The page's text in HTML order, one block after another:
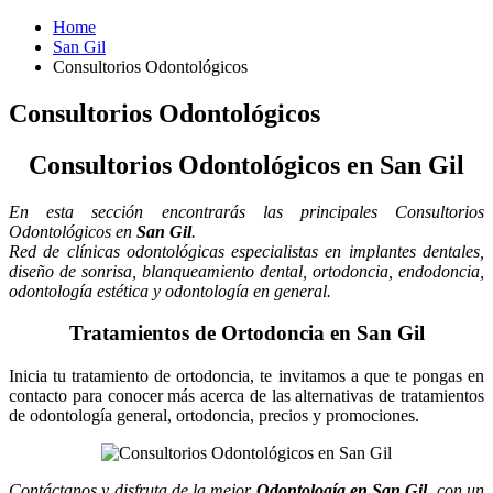
Home
San Gil
Consultorios Odontológicos
Consultorios Odontológicos
Consultorios Odontológicos en San Gil
En esta sección encontrarás las principales Consultorios
Odontológicos en San Gil.
Red de clínicas odontológicas especialistas en implantes dentales,
diseño de sonrisa, blanqueamiento dental, ortodoncia, endodoncia,
odontología estética y odontología en general.
Tratamientos de Ortodoncia en San Gil
Inicia tu tratamiento de ortodoncia, te invitamos a que te pongas en
contacto para conocer más acerca de las alternativas de tratamientos
de odontología general, ortodoncia, precios y promociones.